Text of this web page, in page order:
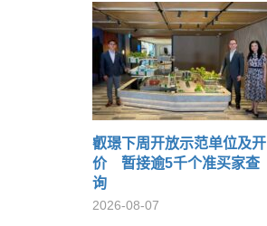
叡璟下周开放示范单位及开
价 暂接逾5千个准买家查
询
2026-08-07